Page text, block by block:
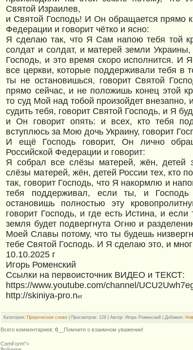
Святой Израилев,
и Святой Господь! И Он обращается прямо
Федерации и говорит чётко и ясно:
Я сделаю так, что Я Сам напою тебя той
солдат и солдат, и матерей земли
Господь, и это время скоро исполнится. И
все церкви, которые поддерживали тебя в
ты не остановишься, говорит Святой
прямо сейчас, и не положишь конец этой
то суд Мой над тобой произойдет
судить тебя, говорит Святой Господь, и Я
и Он говорит опять: и всех, кто тебя
вступлюсь за Мою дочь Украину, говорит
И ещё Господь говорит, Он лично
Российской Федерации и говорит:
Я собрал все слёзы матерей, жён, детей
слёзы матерей, жён, детей России тех, кто
так, говорит Господь, что Я накормлю и
тебя поддерживал, если ты, и Господь
остановишь полностью эту
говорит Господь, и где есть Истина, и
земля будет подвергнута Огню и
Моей Славы потому, что ты будешь
тебе Святой Господь. И Я сделаю это, и
10.10.2025 г
Игорь Роменский
Ссылки на первоисточник ВИДЕО и ТЕКСТ:
https://www.youtube.com/channel/
http://skiniya-pro.net
Категория: Пророческое слово Просмотров: 129 | Автор: Игорь Роменский | Добавил:
Всего комментариев:0 __Помните о взаимном уважении!
ComForm">